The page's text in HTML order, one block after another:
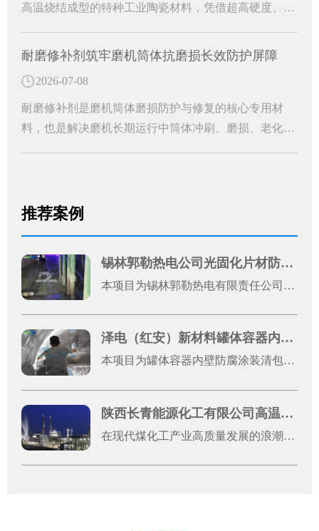
高温烧结成型的特种工业陶瓷材料，凭借超高硬度、超
管道防护的核心耐磨材料。能够从根源上解决管道磨损
命，是工业管道长效防护的关键配件。
耐磨修补剂筑牢磨机筒体抗磨损长效防护屏障
2026-07-08
耐磨修补剂是磨机筒体磨损防护与修复的核心专用材
料，也是解决磨机长期运行中筒体冲刷、磨损、老化问
推荐案例
锡林郭勒热电公司光固化片材防腐案例
本项目为锡林郭勒热电有限责任公司1号机光固化片材防腐施工工程，是厂区机组设备运维升级的重点防腐改造项目。热电发电机组长期处于高温、粉尘、酸碱水汽腐蚀的复杂工况环境，设备金属基材易出现锈蚀、老化、破损问题，不仅影响设备外观完整性，还会降低机组运行稳定性、缩短设备使用寿命，增加运维成本。
泽电（红安）新材料罐体容器内壁防腐涂装清包施工案例展示
本项目为罐体容器内壁防腐涂装清包施工工程，服务单位为泽电（红安）新材料有限公司，施工地址位于湖北省黄冈市红安县八里湾镇川东大道原集创云天2号厂房。本次施工对象为2台罐体容器金属内壁，整体施工总面积约50平方米，施工模式为纯手工清包施工，涵盖前期基体处理、焊缝打磨、表面清洁、防腐刷涂、瑕疵修整等全工序作业。
陕西长青能源化工有限公司高温浇注料应用案例
在现代煤化工产业高质量发展的浪潮中，设备稳定运行是企业提质增效、筑牢核心竞争力的关键。陕西长青能源化工有限公司（以下简称“长青能化”）作为国有控股的大型现代煤化工高新技术企业，深耕煤制甲醇领域多年，凭借先进的生产工艺和严苛的管理标准，其60万吨/年煤制甲醇装置已稳定运行超3600天，随着装置长期高负荷运行，气化炉、输料管道等核心设备面临的高温、高粉尘、强冲刷工况愈发严苛，对设备耐磨防腐性能提出了极高要求，设备关键部位的防磨改造成为保障生产连续性的重中之重。东臻科技作为高端耐磨防腐材料综合服务商，专注表面工程材料研发，与科研机构深度合作，产品线覆盖300余类，可提供从材料研发到工程实施的全链条解决方案。此次为长青能化提供的高温碳化硅耐磨捣打料、刚玉耐磨浇注料，是东臻科技针对煤化工复杂工况量身优化的核心产品，搭配高效耐高温结合体系，其中碳化硅成分具备优异的抗侵蚀性、高耐磨系数和良好的热震性，两种材料的科学搭配，完美适配煤化工高粉尘、强冲刷、高温高压等严苛工况。该系列产品不仅在原料选择上精益求精，更在生产工艺上严格把控，通过颗粒紧密堆积技术，使材料成型后致密度高、体积密度大，常温下强度可达150MPa以上，东臻科技提供专业的现场技术指导，全程把控基材处理、材料涂覆、固化养护等各个环节，形成致密、无缝的整体防护层，最大化发挥耐磨防腐性能。此次合作，东臻科技以优质的产品、专业的服务，得到了长青能化生产运维团队的一致认可。作为国有控股大型煤化工企业，长青能化的此次防磨改造项目，不仅为自身持续稳定高效生产奠定了基础，更为国内大型煤化工项目关键设备耐磨防护提供了可借鉴的标杆经验，推动了双方在高端耐磨材料应用领域的深度合作，共同为煤化工产业高质量、稳定发展筑牢材料根基。